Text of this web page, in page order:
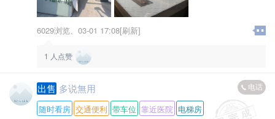
6029浏览、 03-01 17:08[刷新]
1 人点赞
出售 多说無用 电话
随时看房 交通便利 带车位 靠近医院 电梯房